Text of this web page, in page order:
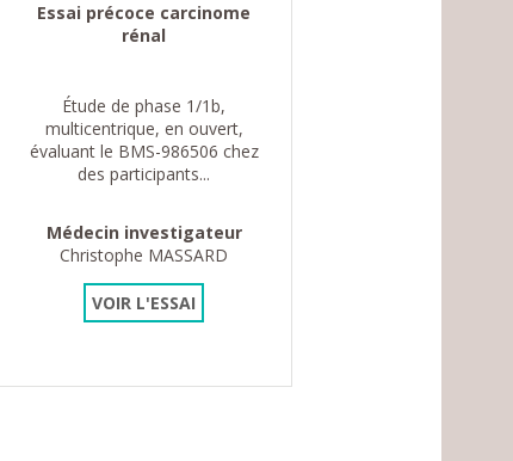
Essai précoce carcinome
rénal
Étude de phase 1/1b,
multicentrique, en ouvert,
évaluant le BMS-986506 chez
des participants...
Médecin investigateur
Christophe MASSARD
VOIR L'ESSAI